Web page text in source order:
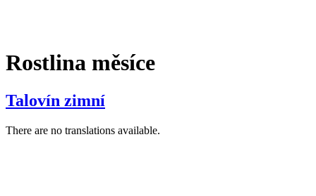
Rostlina měsíce
Talovín zimní
There are no translations available.